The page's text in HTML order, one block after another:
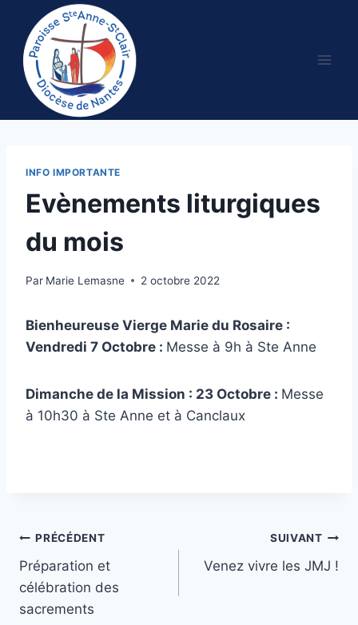
contenu
INFO IMPORTANTE
Evènements liturgiques
du mois
Par Marie Lemasne 2 octobre 2022
Bienheureuse Vierge Marie du Rosaire :
Vendredi 7 Octobre : Messe à 9h à Ste Anne
Dimanche de la Mission : 23 Octobre : Messe
à 10h30 à Ste Anne et à Canclaux
Navigation
de
l’article
PRÉCÉDENT
Préparation et
célébration des
sacrements
SUIVANT
Venez vivre les JMJ !